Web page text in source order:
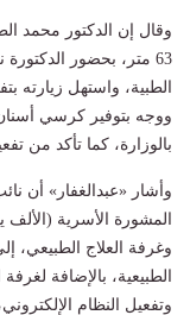
وقال إن الدكتور محمد
63 متر، بحضور
الطبية، واستهل زيارته
ووجه بتوفير كرسي
بالوزارة، كما تأكد من
وأشار «عبدالغفار» أن
المشورة الأسرية (الألف
وغرفة العلاج الطبيعي،
الطبيعية، بالإضافة
وتفعيل النظام